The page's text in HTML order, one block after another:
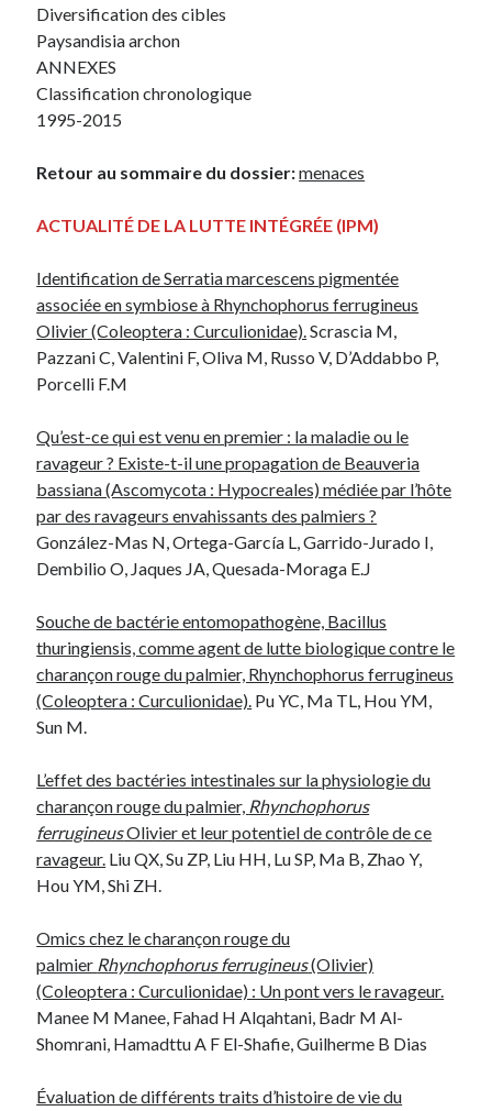
Diversification des cibles
Paysandisia archon
ANNEXES
Classification chronologique
1995-2015
Retour au sommaire du dossier:menaces
ACTUALITÉ DE LA LUTTE INTÉGRÉE (IPM)
Identification de Serratia marcescens pigmentée
associée en symbiose à Rhynchophorus ferrugineus
Olivier (Coleoptera : Curculionidae).Scrascia M,
Pazzani C, Valentini F, Oliva M, Russo V, D’Addabbo P,
Porcelli F.M
Qu’est-ce qui est venu en premier : la maladie ou le
ravageur ? Existe-t-il une propagation de Beauveria
bassiana (Ascomycota : Hypocreales) médiée par l’hôte
par des ravageurs envahissants des palmiers ?
González-Mas N, Ortega-García L, Garrido-Jurado I,
Dembilio O, Jaques JA, Quesada-Moraga E.J
Souche de bactérie entomopathogène, Bacillus
thuringiensis, comme agent de lutte biologique contre le
charançon rouge du palmier, Rhynchophorus ferrugineus
(Coleoptera : Curculionidae). Pu YC, Ma TL, Hou YM,
Sun M.
L’effet des bactéries intestinales sur la physiologie du
charançon rouge du palmier, Rhynchophorus
ferrugineusOlivier et leur potentiel de contrôle de ce
ravageur. Liu QX, Su ZP, Liu HH, Lu SP, Ma B, Zhao Y,
Hou YM, Shi ZH.
Omics chez le charançon rouge du
palmier Rhynchophorus ferrugineus(Olivier)
(Coleoptera : Curculionidae) : Un pont vers le ravageur.
Manee M Manee, Fahad H Alqahtani, Badr M Al-
Shomrani, Hamadttu A F El-Shafie, Guilherme B Dias
Évaluation de différents traits d’histoire de vie du